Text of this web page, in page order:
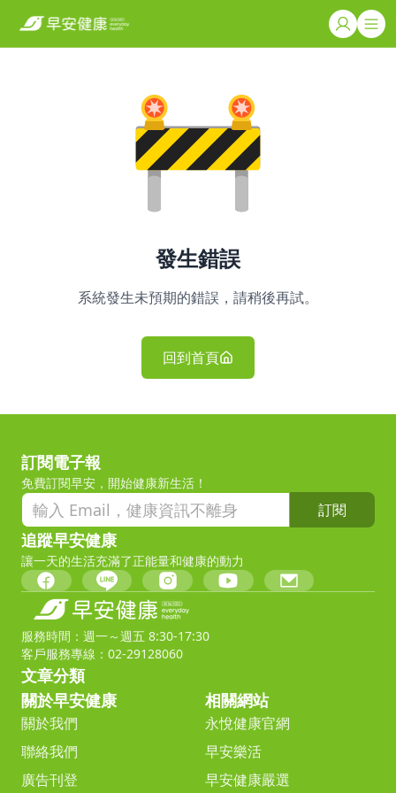
發生錯誤
系統發生未預期的錯誤，請稍後再試。
回到首頁
訂閱電子報
免費訂閱早安，開始健康新生活！
訂閱
追蹤早安健康
讓一天的生活充滿了正能量和健康的動力
服務時間：週一～週五 8:30-17:30
客戶服務專線：02-29128060
文章分類
關於早安健康
關於我們
聯絡我們
廣告刊登
相關網站
永悅健康官網
早安樂活
早安健康嚴選